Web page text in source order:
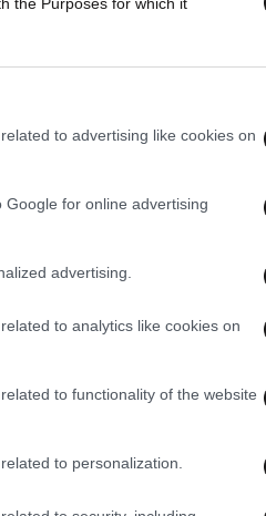
to advertising like cookies on
for online advertising
advertising.
to analytics like cookies on
to functionality of the website
to personalization.
dirtbag'
selfie
έγραψε ένας
Το South Park
αυτόν».